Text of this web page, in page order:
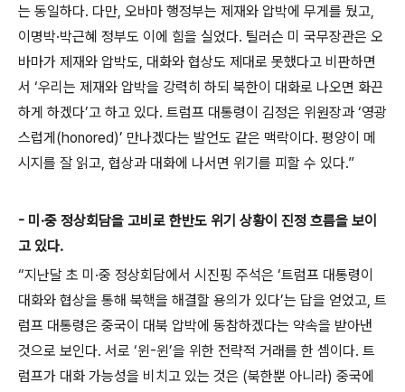
는 동일하다. 다만, 오바마 행정부는 제재와 압박에 무게를 뒀고,
이명박·박근혜 정부도 이에 힘을 실었다. 틸러슨 미 국무장관은 오
바마가 제재와 압박도, 대화와 협상도 제대로 못했다고 비판하면
서 ‘우리는 제재와 압박을 강력히 하되 북한이 대화로 나오면 화끈
하게 하겠다’고 하고 있다. 트럼프 대통령이 김정은 위원장과 ‘영광
스럽게(honored)’ 만나겠다는 발언도 같은 맥락이다. 평양이 메
시지를 잘 읽고, 협상과 대화에 나서면 위기를 피할 수 있다.”
- 미·중 정상회담을 고비로 한반도 위기 상황이 진정 흐름을 보이
고 있다.
“지난달 초 미·중 정상회담에서 시진핑 주석은 ‘트럼프 대통령이
대화와 협상을 통해 북핵을 해결할 용의가 있다’는 답을 얻었고, 트
럼프 대통령은 중국이 대북 압박에 동참하겠다는 약속을 받아낸
것으로 보인다. 서로 ‘윈-윈’을 위한 전략적 거래를 한 셈이다. 트
럼프가 대화 가능성을 비치고 있는 것은 (북한뿐 아니라) 중국에